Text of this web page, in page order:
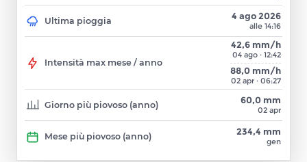
Ultima pioggia 4 ago 2026
alle 14:16
Intensità max mese / anno
42,6 mm/h
04 ago · 12:42
88,0 mm/h
02 apr · 06:27
Giorno più piovoso (anno) 60,0 mm
02 apr
Mese più piovoso (anno) 234,4 mm
gen